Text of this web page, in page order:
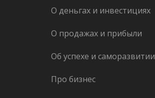
О деньгах и инвестициях
О продажах и прибыли
Об успехе и саморазвитии
Про бизнес